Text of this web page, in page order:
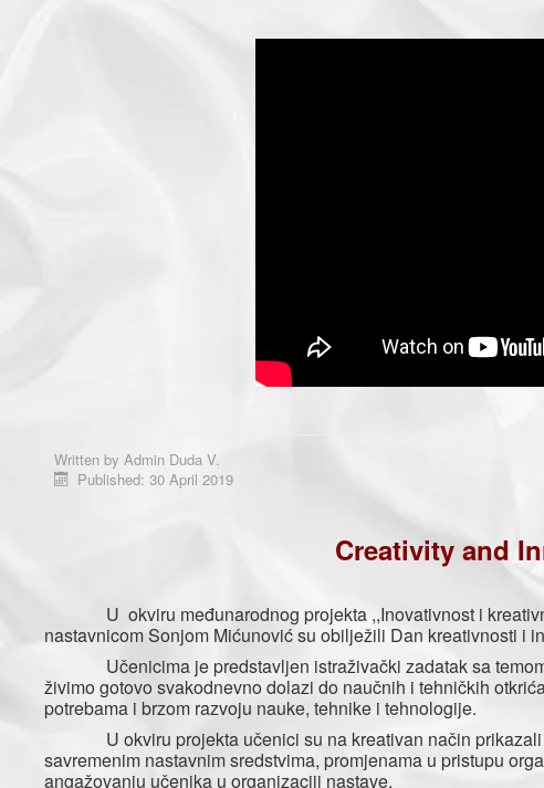
Written by Admin Duda V.
Published: 30 April 2019
Creativity and
U okviru međunarodnog projekta ,,Inovativnost i
nastavnicom Sonjom Mićunović su obilježili Dan kreativnosti i
Učenicima je predstavljen istraživački zadatak sa temom
živimo gotovo svakodnevno dolazi do naučnih i tehničkih
potrebama i brzom razvoju nauke, tehnike i tehnologije.
U okviru projekta učenici su na kreativan način prikazali
savremenim nastavnim sredstvima, promjenama u pristupu
angažovanju učenika u organizaciji nastave.